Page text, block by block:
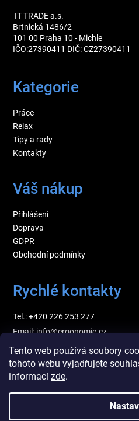
Tento web používá soubory
tohoto webu vyjadřujete
informací zde.
IT TRADE a.s.
Brtnická 1486/2
101 00 Praha 10 - Michle
IČO:27390411 DIČ: CZ27390411
Kategorie
Práce
Relax
Tipy a rady
Kontakty
Váš nákup
Přihlášení
Doprava
GDPR
Obchodní podmínky
Rychlé kontakty
Tel.: +420 226 253 277
Email: info@ergonomie.cz